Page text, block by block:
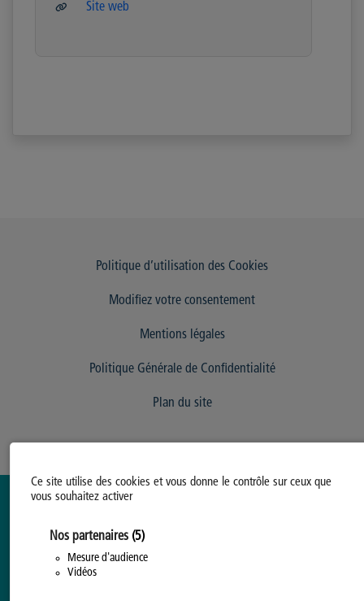
Ce site utilise des cookies et vous donne le contrôle sur ceux que
vous souhaitez activer
Nos partenaires (5)
Mesure d'audience
Vidéos
Site web
Politique d’utilisation des Cookies
Modifiez votre consentement
Mentions légales
Politique Générale de Confidentialité
Plan du site